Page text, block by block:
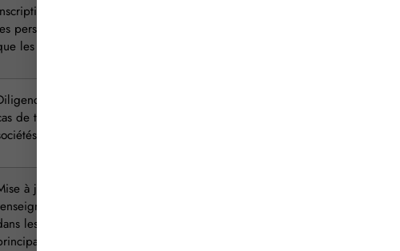
modificative pour
personnes morales, ainsi
les mentions d’office
spécifiques en
de transformation de
à jour des
figurant
les immatriculations
aux